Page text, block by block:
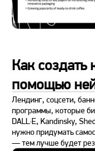
Как создать
помощью
Лендинг, соцсети,
программы, которые
DALL·E, Kandinsky,
нужно придумать
— тем лучше будет